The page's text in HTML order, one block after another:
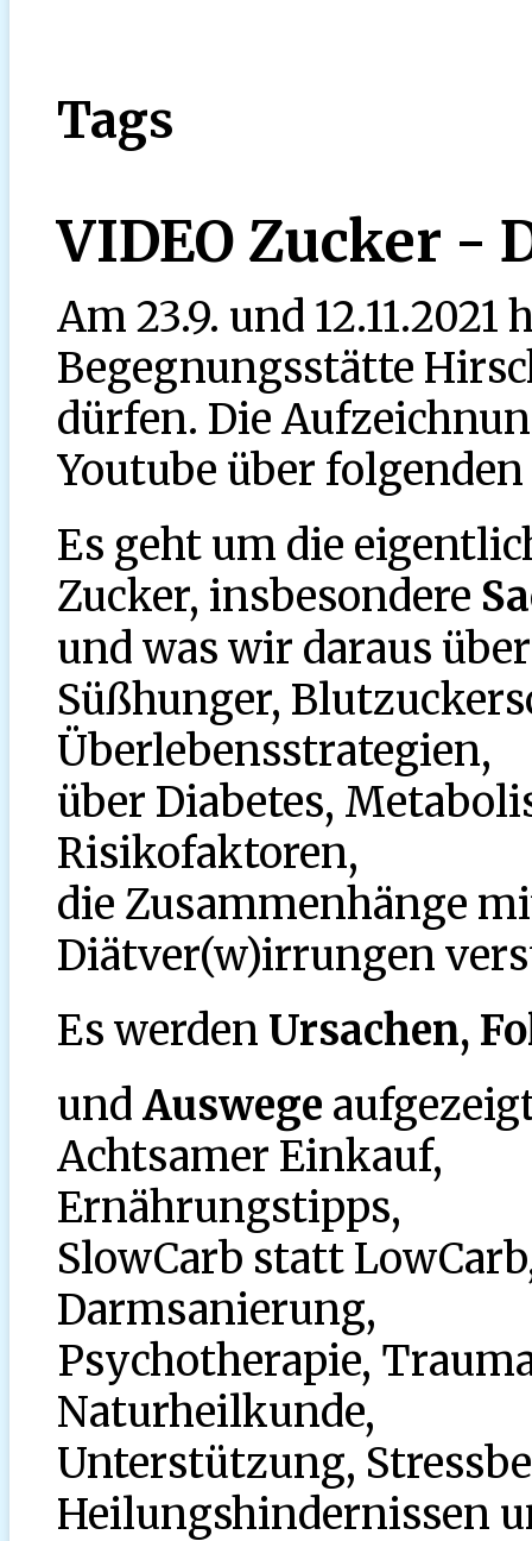
Tags
VIDEO Zucker -
Am 23.9. und 12.11.2021
Begegnungsstätte
dürfen. Die
Youtube über
Es geht um die
Zucker, insbesondere
und was wir daraus
Süßhunger,
Überlebensstrategien,
über Diabetes,
Risikofaktoren,
die Zusammenhänge
Diätver(w)irrungen
Es werden Ursachen,
und Auswege
Achtsamer Einkauf,
Ernährungstipps,
SlowCarb statt
Darmsanierung,
Psychotherapie,
Naturheilkunde,
Unterstützung,
Heilungshindernissen